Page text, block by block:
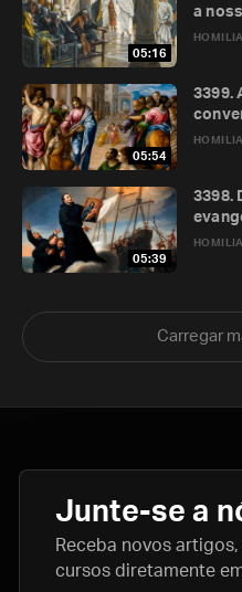
05:16
a
05:54
3399.
05:39
3398.
Carregar
Junte-se a
Receba novos
cursos diretamente